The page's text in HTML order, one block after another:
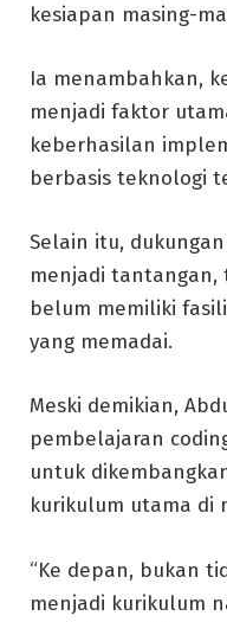
kesiapan masing-
Ia menambahkan,
menjadi faktor
keberhasilan
berbasis teknologi
Selain itu,
menjadi tantangan,
belum memiliki
yang memadai.
Meski demikian,
pembelajaran
untuk
kurikulum utama di
“Ke depan, bukan
menjadi kurikulum